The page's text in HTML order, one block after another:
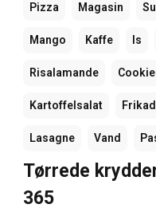
Pizza Magasin
Mango Kaffe Is
Risalamande
Kartoffelsalat
Lasagne Vand
Tørrede
365